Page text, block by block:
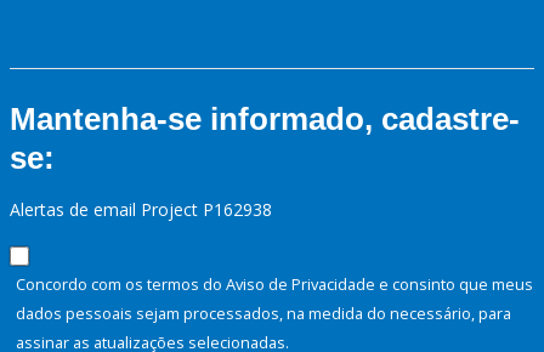
Mantenha-se informado, cadastre-
se:
Alertas de email Project P162938
Concordo com os termos do Aviso de Privacidade e consinto que meus
dados pessoais sejam processados, na medida do necessário, para
assinar as atualizações selecionadas.